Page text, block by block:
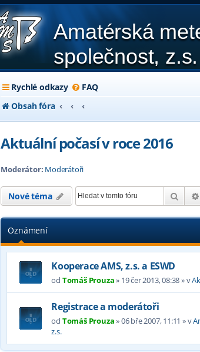
Amatérská
společnost, z.s.
Rychlé odkazy FAQ
Obsah fóra
Aktuální počasí v roce 2016
Moderátor: Moderátoři
Nové téma Hledat
Oznámení
Kooperace AMS, z.s. a ESWD
od Tomáš Prouza» 19 čer 2013, 08:38» v
Registrace a moderátoři
od Tomáš Prouza»06 bře 2007, 11:11 » v
z.s.